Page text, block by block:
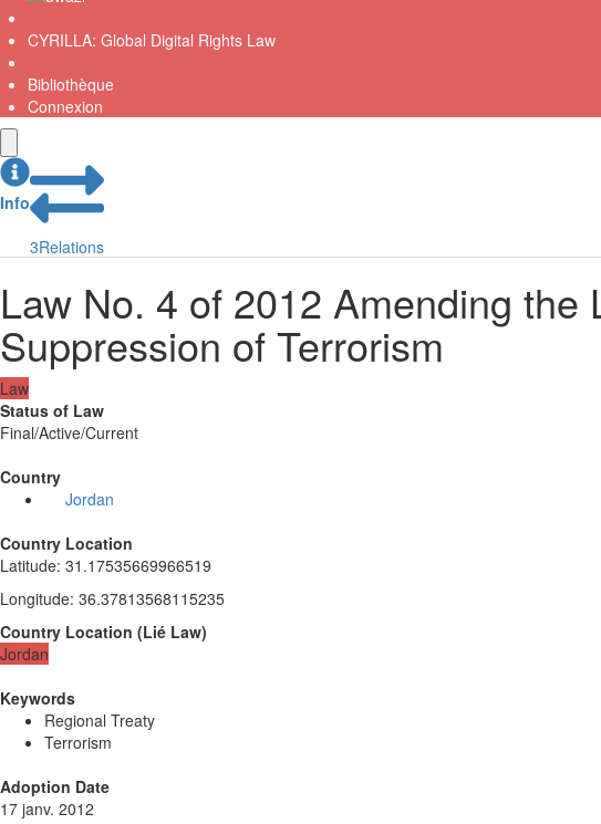
CYRILLA: Global Digital Rights Law
Bibliothèque
Connexion
Info
3Relations
Law No. 4 of 2012 Amending
Suppression of Terrorism
Law
Status of Law
Final/Active/Current
Country
Jordan
Country Location
Latitude: 31.17535669966519
Longitude: 36.37813568115235
Country Location (Lié Law)
Jordan
Keywords
Regional Treaty
Terrorism
Adoption Date
17 janv. 2012